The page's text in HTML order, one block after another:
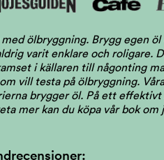
ölbryggning. Brygg egen
varit enklare och roligare.
i källaren till någonting
vill testa på ölbryggning.
brygger öl. På ett effektivt
mer kan du köpa vår bok